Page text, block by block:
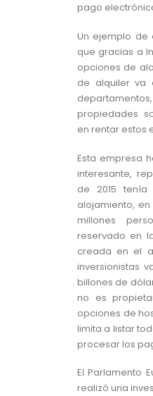
pago
Un ejemplo de
que gracias a
opciones de
de alquiler va
propiedades
en rentar estos
Esta empresa
interesante,
de 2015
alojamiento,
millones
reservado en
creada en el
inversionistas
billones de
no es
opciones de
limita a listar
procesar los
El Parlamento
realizó una